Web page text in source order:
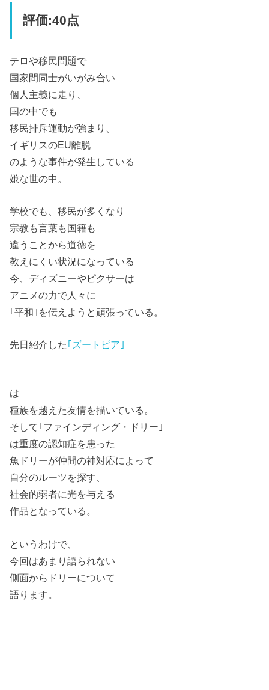
評価:40点
テロや移民問題で
国家間同士がいがみ合い
個人主義に走り、
国の中でも
移民排斥運動が強まり、
イギリスのEU離脱
のような事件が発生している
嫌な世の中。
学校でも、移民が多くなり
宗教も言葉も国籍も
違うことから道徳を
教えにくい状況になっている
今、ディズニーやピクサーは
アニメの力で人々に
｢平和｣を伝えようと頑張っている。
先日紹介した ｢ズートピア｣
は
種族を越えた友情を描いている。
そして｢ファインディング・ドリー｣
は重度の認知症を患った
魚ドリーが仲間の神対応によって
自分のルーツを探す、
社会的弱者に光を与える
作品となっている。
というわけで、
今回はあまり語られない
側面からドリーについて
語ります。